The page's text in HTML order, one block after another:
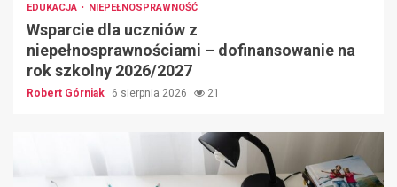
EDUKACJA NIEPEŁNOSPRAWNOŚĆ
Wsparcie dla uczniów z
niepełnosprawnościami – dofinansowanie na
rok szkolny 2026/2027
Robert Górniak 6 sierpnia 2026 21